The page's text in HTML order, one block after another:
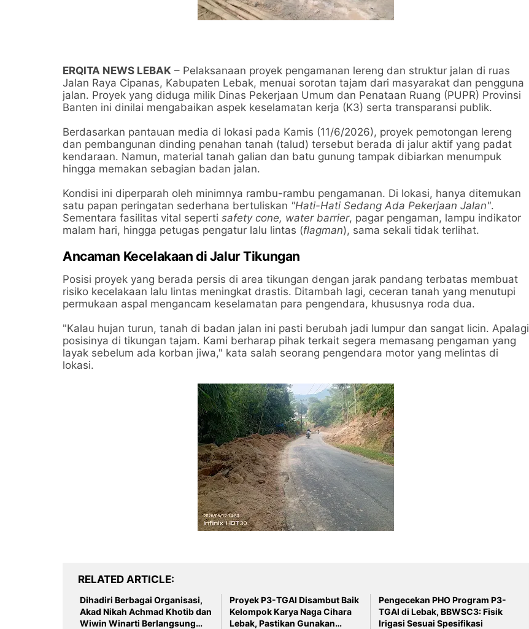
​ERQITA NEWS LEBAK – Pelaksanaan proyek pengamanan lereng dan struktur jalan di ruas
Jalan Raya Cipanas, Kabupaten Lebak, menuai sorotan tajam dari masyarakat dan pengguna
jalan. Proyek yang diduga milik Dinas Pekerjaan Umum dan Penataan Ruang (PUPR) Provinsi
Banten ini dinilai mengabaikan aspek keselamatan kerja (K3) serta transparansi publik.
​Berdasarkan pantauan media di lokasi pada Kamis (11/6/2026), proyek pemotongan lereng
dan pembangunan dinding penahan tanah (talud) tersebut berada di jalur aktif yang padat
kendaraan. Namun, material tanah galian dan batu gunung tampak dibiarkan menumpuk
hingga memakan sebagian badan jalan.
​Kondisi ini diperparah oleh minimnya rambu-rambu pengamanan. Di lokasi, hanya ditemukan
satu papan peringatan sederhana bertuliskan "Hati-Hati Sedang Ada Pekerjaan Jalan".
Sementara fasilitas vital seperti safety cone, water barrier, pagar pengaman, lampu indikator
malam hari, hingga petugas pengatur lalu lintas (flagman), sama sekali tidak terlihat.
​Ancaman Kecelakaan di Jalur Tikungan
​Posisi proyek yang berada persis di area tikungan dengan jarak pandang terbatas membuat
risiko kecelakaan lalu lintas meningkat drastis. Ditambah lagi, ceceran tanah yang menutupi
permukaan aspal mengancam keselamatan para pengendara, khususnya roda dua.
​"Kalau hujan turun, tanah di badan jalan ini pasti berubah jadi lumpur dan sangat licin. Apalagi
posisinya di tikungan tajam. Kami berharap pihak terkait segera memasang pengaman yang
layak sebelum ada korban jiwa," kata salah seorang pengendara motor yang melintas di
lokasi.
RELATED ARTICLE
Dihadiri Berbagai Organisasi,
Akad Nikah Achmad Khotib dan
Wiwin Winarti Berlangsung
Proyek P3-TGAI Disambut Baik
Kelompok Karya Naga Cihara
Lebak, Pastikan Gunakan
Pengecekan PHO Program P3-
TGAI di Lebak, BBWSC3: Fisik
Irigasi Sesuai Spesifikasi